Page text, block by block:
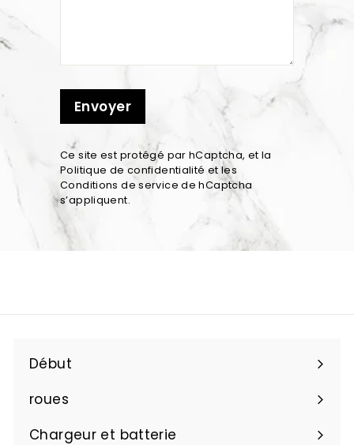
Envoyer
Ce site est protégé par hCaptcha, et la
Politique de confidentialité et les
Conditions de service de hCaptcha
s’appliquent.
Début
roues
Chargeur et batterie